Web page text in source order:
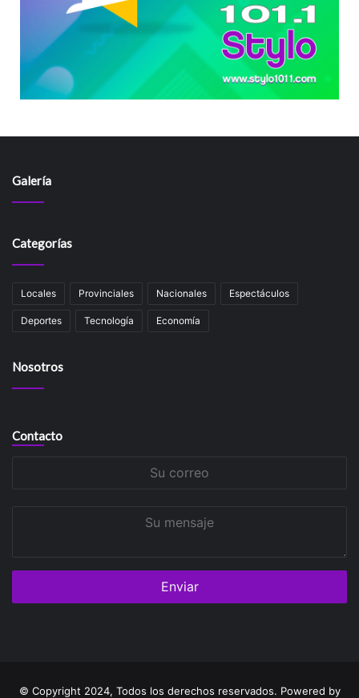
Galería
Categorías
Locales Provinciales Nacionales Espectáculos
Deportes Tecnología Economía
Nosotros
Contacto
© Copyright 2024, Todos los derechos reservados. Powered by